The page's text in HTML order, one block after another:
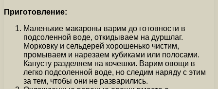
Приготовление:
Маленькие макароны варим до готовности в
подсоленной воде, откидываем на дуршлаг.
Морковку и сельдерей хорошенько чистим,
промываем и нарезаем кубиками или полосами.
Капусту разделяем на кочешки. Варим овощи в
легко подсоленной воде, но следим наряду с этим
за тем, чтобы они не разварились.